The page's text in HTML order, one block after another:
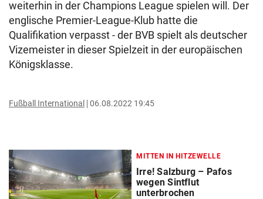
weiterhin in der Champions League spielen will. Der
englische Premier-League-Klub hatte die
Qualifikation verpasst - der BVB spielt als deutscher
Vizemeister in dieser Spielzeit in der europäischen
Königsklasse.
Fußball International 06.08.2022 19:45
MITTEN IN HITZEWELLE
Irre! Salzburg – Pafos
wegen Sintflut
unterbrochen